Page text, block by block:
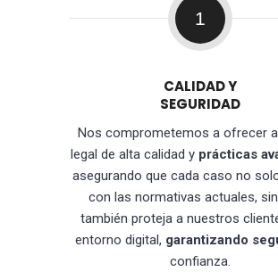
1
CALIDAD Y
SEGURIDAD
Nos comprometemos a ofrecer
legal de alta calidad y prácticas
asegurando que cada caso no
con las normativas actuales,
también proteja a nuestros
entorno digital, garantizando
confianza.